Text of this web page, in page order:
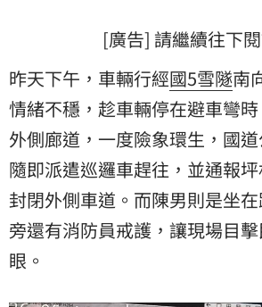
[廣告] 請繼續往下
昨天下午，車輛行經國5雪隧南
情緒不穩，趁車輛停在避車彎
外側廊道，一度險象環生，國道
隨即派遣巡邏車趕往，並通報
封閉外側車道。而陳男則是坐
旁還有消防員戒護，讓現場目
眼。